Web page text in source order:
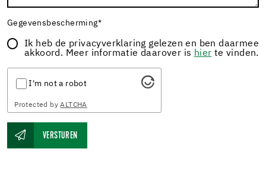
Gegevensbescherming*
Ik heb de privacyverklaring gelezen en ben daarmee
akkoord. Meer informatie daarover is hier te vinden.
I'm not a robot
Protected byALTCHA
VERSTUREN